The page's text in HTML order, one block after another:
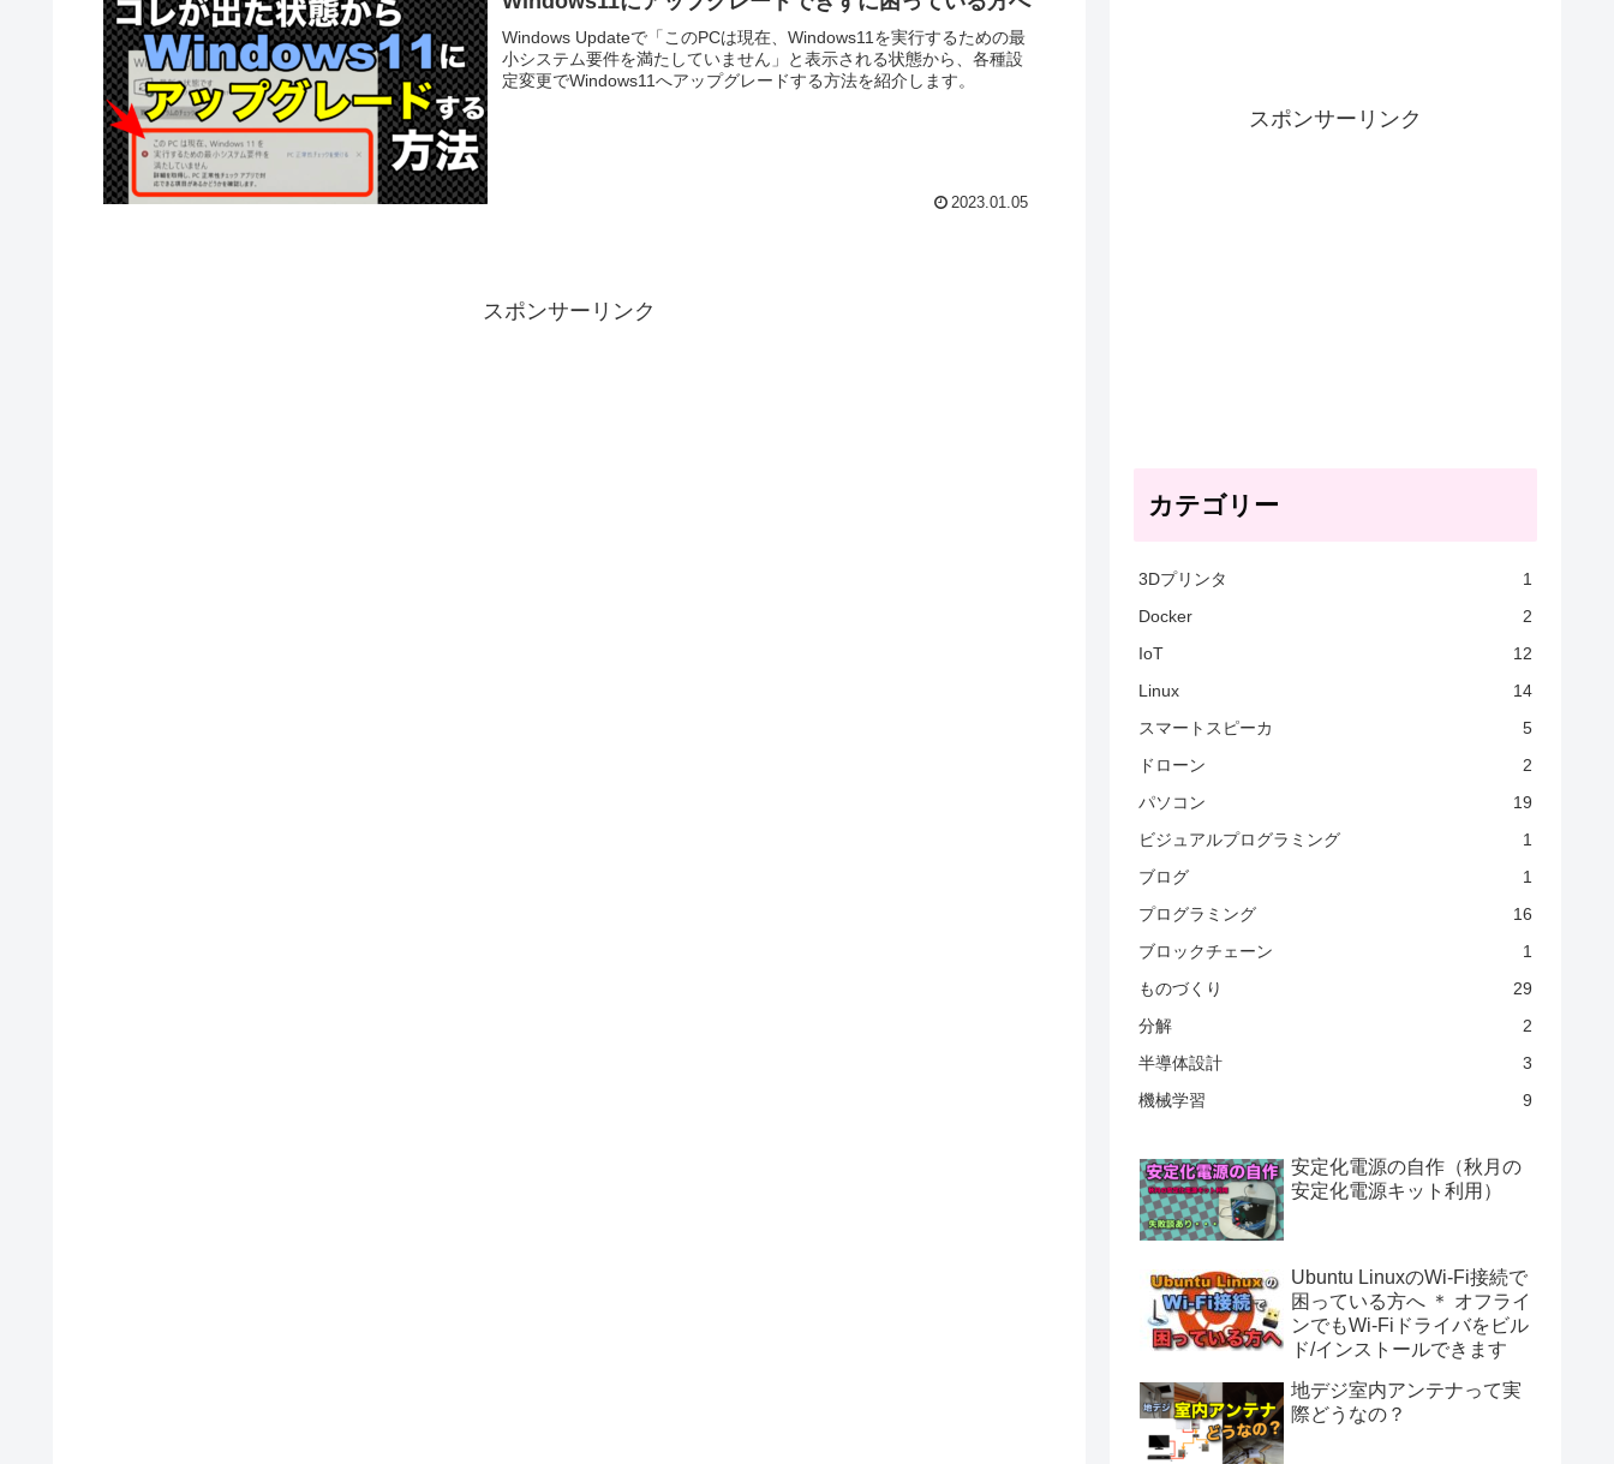
Windows Updateで「このPCは現在、Windows11を実行するための最
小システム要件を満たしていません」と表示される状態から、各種設
定変更でWindows11へアップグレードする方法を紹介します。
2023.01.05
スポンサーリンク
スポンサーリンク
カテゴリー
3Dプリンタ
1
Docker
2
IoT
12
Linux
14
スマートスピーカ
5
ドローン
2
パソコン
19
ビジュアルプログラミング
1
ブログ
1
プログラミング
16
ブロックチェーン
1
ものづくり
29
分解
2
半導体設計
3
機械学習
9
安定化電源の自作（秋月の
安定化電源キット利用）
Ubuntu LinuxのWi-Fi接続で
困っている方へ ＊ オフライ
ンでもWi-Fiドライバをビル
ド/インストールできます
地デジ室内アンテナって実
際どうなの？